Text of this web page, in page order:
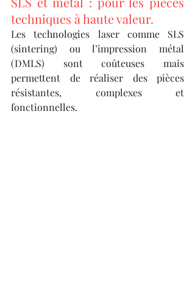
techniques à haute valeur.
Les technologies laser comme SLS
(sintering) ou l’impression métal
(DMLS) sont coûteuses mais
permettent de réaliser des pièces
résistantes, complexes et
fonctionnelles.